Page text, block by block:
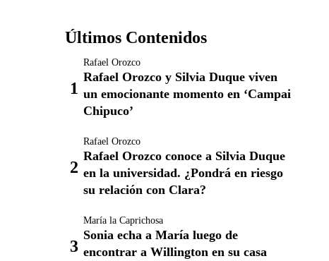
Últimos Contenidos
Rafael Orozco
Rafael Orozco y Silvia Duque viven
un emocionante momento en ‘Campai
Chipuco’
Rafael Orozco
Rafael Orozco conoce a Silvia Duque
en la universidad. ¿Pondrá en riesgo
su relación con Clara?
María la Caprichosa
Sonia echa a María luego de
encontrar a Willington en su casa